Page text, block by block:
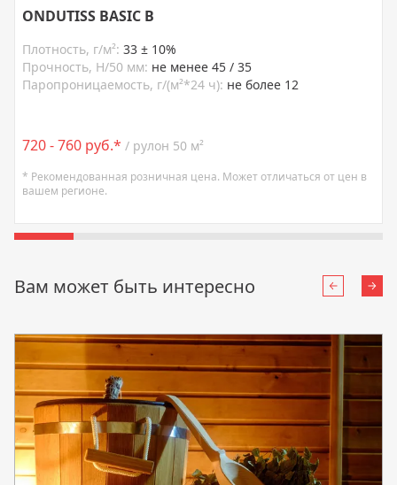
ONDUTISS BASIC B
Плотность, г/м²: 33 ± 10%
Прочность, Н/50 мм: не менее 45 / 35
Паропроницаемость, г/(м²*24 ч): не более 12
720 - 760 руб.* / рулон 50 м²
* Рекомендованная розничная цена. Может отличаться от цен в
вашем регионе.
Вам может быть интересно Назад